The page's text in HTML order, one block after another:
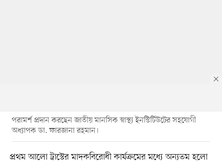
পরামর্শ প্রদান করছেন জাতীয় মানসিক স্বাস্থ্য ইনস্টিটিউটের সহযোগী
অধ্যাপক ডা. ফারজানা রহমান।
প্রথম আলো ট্রাস্টের মাদকবিরোধী কার্যক্রমের মধ্যে অন্যতম হলো